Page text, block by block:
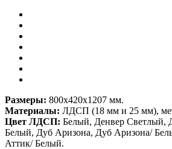
Размеры: 800х420х1207 мм.
Материалы: ЛДСП (18 мм и 25 мм),
Цвет ЛДСП: Белый, Денвер Светлый,
Белый, Дуб Аризона, Дуб Аризона/
Аттик/ Белый.